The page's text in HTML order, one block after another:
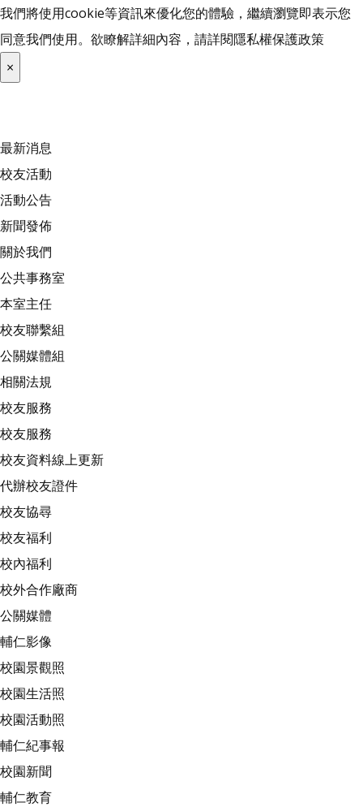
我們將使用cookie等資訊來優化您的體驗，繼續瀏覽即表示您
同意我們使用。欲瞭解詳細內容，請詳閱隱私權保護政策
×
最新消息
校友活動
活動公告
新聞發佈
關於我們
公共事務室
本室主任
校友聯繫組
公關媒體組
相關法規
校友服務
校友服務
校友資料線上更新
代辦校友證件
校友協尋
校友福利
校內福利
校外合作廠商
公關媒體
輔仁影像
校園景觀照
校園生活照
校園活動照
輔仁紀事報
校園新聞
輔仁教育